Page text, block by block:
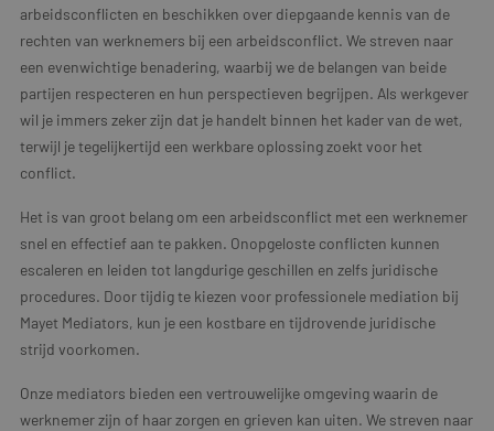
arbeidsconflicten en beschikken over diepgaande kennis van de
rechten van werknemers bij een arbeidsconflict. We streven naar
een evenwichtige benadering, waarbij we de belangen van beide
partijen respecteren en hun perspectieven begrijpen. Als werkgever
wil je immers zeker zijn dat je handelt binnen het kader van de wet,
terwijl je tegelijkertijd een werkbare oplossing zoekt voor het
conflict.
Het is van groot belang om een arbeidsconflict met een werknemer
snel en effectief aan te pakken. Onopgeloste conflicten kunnen
escaleren en leiden tot langdurige geschillen en zelfs juridische
procedures. Door tijdig te kiezen voor professionele mediation bij
Mayet Mediators, kun je een kostbare en tijdrovende juridische
strijd voorkomen.
Onze mediators bieden een vertrouwelijke omgeving waarin de
werknemer zijn of haar zorgen en grieven kan uiten. We streven naar